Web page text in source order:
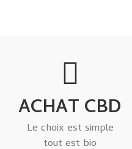
ACHAT CBD
Le choix est simple
tout est bio